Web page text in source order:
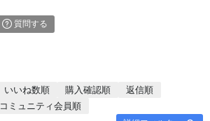
質問する
いいね数順 購入確認順
返信順
コミュニティ会員順